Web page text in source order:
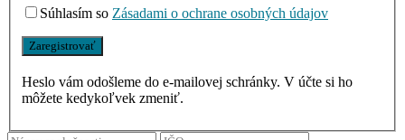
Súhlasím so Zásadami o ochrane osobných údajov
Heslo vám odošleme do e-mailovej schránky. V účte si ho
môžete kedykoľvek zmeniť.